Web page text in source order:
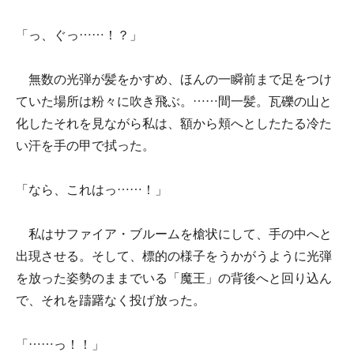
「っ、ぐっ……！？」
無数の光弾が髪をかすめ、ほんの一瞬前まで足をつけ
ていた場所は粉々に吹き飛ぶ。……間一髪。瓦礫の山と
化したそれを見ながら私は、額から頬へとしたたる冷た
い汗を手の甲で拭った。
「なら、これはっ……！」
私はサファイア・ブルームを槍状にして、手の中へと
出現させる。そして、標的の様子をうかがうように光弾
を放った姿勢のままでいる「魔王」の背後へと回り込ん
で、それを躊躇なく投げ放った。
「……っ！！」